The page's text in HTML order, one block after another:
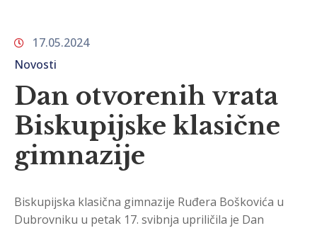
DOKUMENTI
KONTAKT
17.05.2024
Novosti
Dan otvorenih vrata
Biskupijske klasične
gimnazije
Biskupijska klasična gimnazije Ruđera Boškovića u
Dubrovniku u petak 17. svibnja upriličila je Dan